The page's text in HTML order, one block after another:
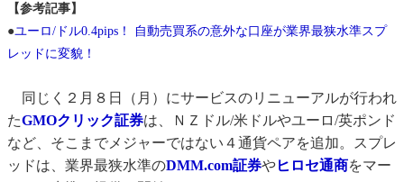
【参考記事】
●ユーロ/ドル0.4pips！ 自動売買系の意外な口座が業界最狭水準スプ
レッドに変貌！
同じく２月８日（月）にサービスのリニューアルが行われ
たGMOクリック証券は、ＮＺドル/米ドルやユーロ/英ポンド
など、そこまでメジャーではない４通貨ペアを追加。スプレ
ッドは、業界最狭水準のDMM.com証券やヒロセ通商をマー